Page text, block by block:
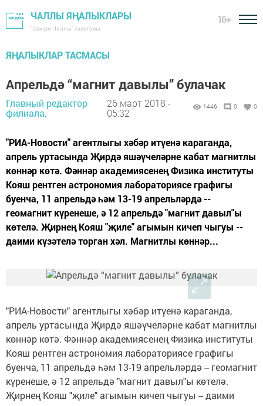
ЧАЛЛЫ ЯҢАЛЫКЛАРЫ
"Шәһри Чаллы" газетасы
16+
ЯҢАЛЫКЛАР ТАСМАСЫ
Апрельдә “магнит давылы” булачак
Главный редактор
филиала,
26 март 2018 -
05:32
1446 0 0
"РИА-Новости" агентлыгы хәбәр итүенә караганда,
апрель уртасында Җирдә яшәүчеләрне кабат магнитлы
көннәр көтә. Фәннәр академиясенең Физика институты
Кояш рентген астрономия лабораториясе графигы
буенча, 11 апрельдә һәм 13-19 апрельләрдә --
геомагнит күренеше, ә 12 апрельдә "магнит давыл"ы
көтелә. Җирнең Кояш "җиле" агымын кичеп чыгуы --
даими күзәтелә торган хәл. Магнитлы көннәр...
"РИА-Новости" агентлыгы хәбәр итүенә караганда,
апрель уртасында Җирдә яшәүчеләрне кабат магнитлы
көннәр көтә. Фәннәр академиясенең Физика институты
Кояш рентген астрономия лабораториясе графигы
буенча, 11 апрельдә һәм 13-19 апрельләрдә -- геомагнит
күренеше, ә 12 апрельдә "магнит давыл"ы көтелә.
Җирнең Кояш "җиле" агымын кичеп чыгуы -- даими